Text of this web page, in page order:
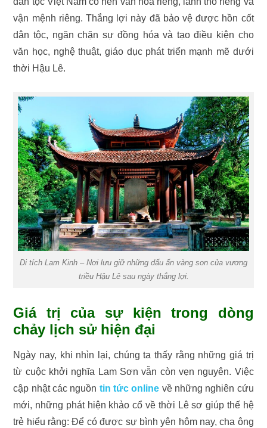
vận mệnh riêng. Thắng lợi này đã bảo vệ được hồn cốt
dân tộc, ngăn chặn sự đồng hóa và tạo điều kiện cho
văn học, nghệ thuật, giáo dục phát triển mạnh mẽ dưới
thời Hậu Lê.
Di tích Lam Kinh – Nơi lưu giữ những dấu ấn vàng son của vương
triều Hậu Lê sau ngày thắng lợi.
Giá trị của sự kiện trong dòng
chảy lịch sử hiện đại
Ngày nay, khi nhìn lại, chúng ta thấy rằng những giá trị
từ cuộc khởi nghĩa Lam Sơn vẫn còn vẹn nguyên. Việc
cập nhật các nguồn tin tức online về những nghiên cứu
mới, những phát hiện khảo cổ về thời Lê sơ giúp thế hệ
trẻ hiểu rằng: Để có được sự bình yên hôm nay, cha ông